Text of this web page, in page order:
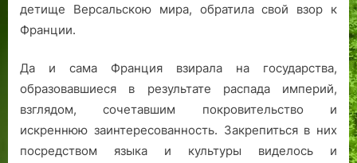
детище Версальскою мира, обратила свой взор к
Франции.
Да и сама Франция взирала на государства,
образовавшиеся в результате распада империй,
взглядом, сочетавшим покровительство и
искреннюю заинтересованность. Закрепиться в них
посредством языка и культуры виделось и